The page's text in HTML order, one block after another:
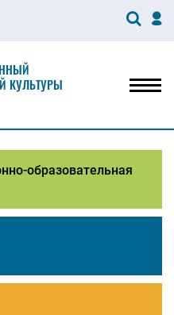
КУЛЬТУРЫ
образовательная